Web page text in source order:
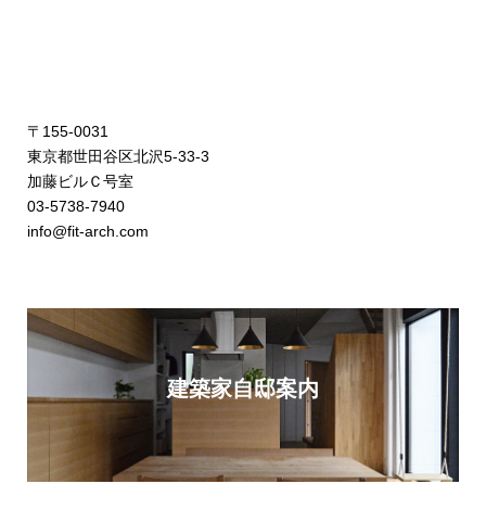
〒155-0031
東京都世田谷区北沢5-33-3
加藤ビルＣ号室
03-5738-7940
info@fit-arch.com
建築家自邸案内